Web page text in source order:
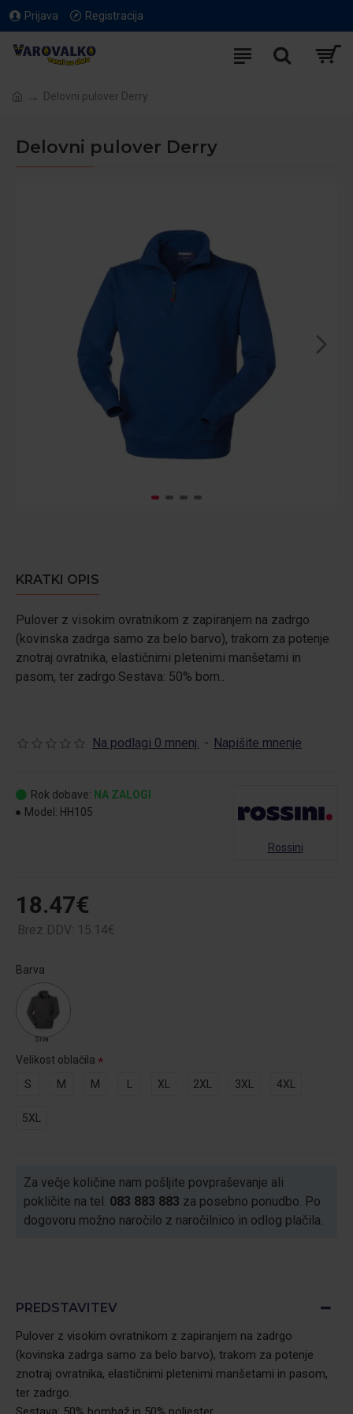
Prijava Registracija
Delovni pulover Derry
Delovni pulover Derry
KRATKI OPIS
Pulover z visokim ovratnikom z zapiranjem na zadrgo
(kovinska zadrga samo za belo barvo), trakom za potenje
znotraj ovratnika, elastičnimi pletenimi manšetami in
pasom, ter zadrgo.Sestava: 50% bom..
Na podlagi 0 mnenj. - Napišite mnenje
18.47€
Brez DDV: 15.14€
Rok dobave: NA ZALOGI
Model: HH105
Rossini
Barva
Siva
Velikost oblačila
S
M M XL 2XL 3XL 4XL
5XL
Za večje količine nam pošljite povpraševanje ali
pokličite na tel. 083 883 883 za posebno ponudbo. Po
dogovoru možno naročilo z naročilnico in odlog plačila.
PREDSTAVITEV
Pulover z visokim ovratnikom z zapiranjem na zadrgo
(kovinska zadrga samo za belo barvo), trakom za potenje
znotraj ovratnika, elastičnimi pletenimi manšetami in pasom,
ter zadrgo.